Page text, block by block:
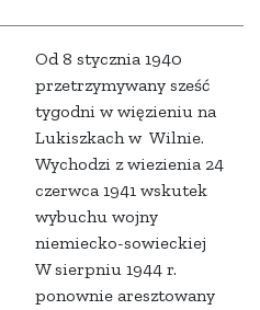
Od 8 stycznia 1940
przetrzymywany sześć
tygodni w więzieniu na
Lukiszkach w Wilnie.
Wychodzi z wiezienia 24
czerwca 1941 wskutek
wybuchu wojny
niemiecko-sowieckiej
W sierpniu 1944 r.
ponownie aresztowany